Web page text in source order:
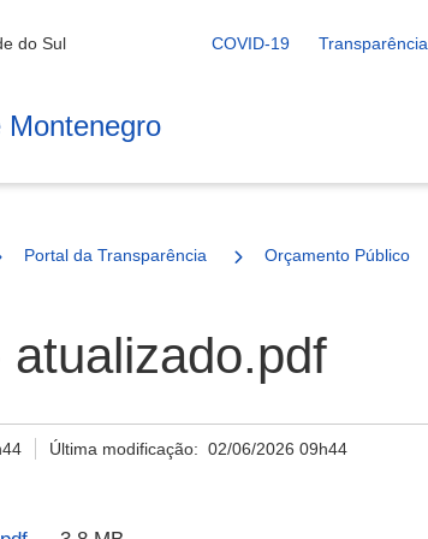
do Sul COVID-19 Transparência
Montenegro
Portal da Transparência Orçamento Público
Última modificação:02/06/2026 09h44